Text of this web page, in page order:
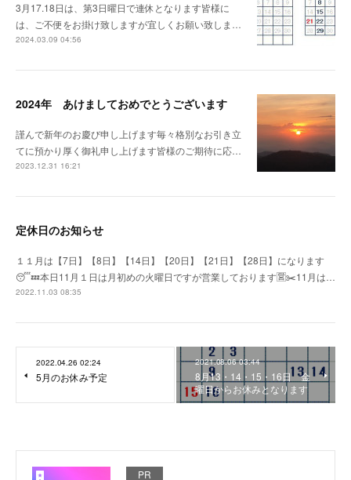
3月17.18日は、第3日曜日で連休となります皆様に
は、ご不便をお掛け致しますが宜しくお願い致しま…
2024.03.09 04:56
2024年 あけましておめでとうございます
謹んで新年のお慶び申し上げます毎々格別なお引き立
てに預かり厚く御礼申し上げます皆様のご期待に応…
2023.12.31 16:21
定休日のお知らせ
１１月は【7日】【8日】【14日】【20日】【21日】【28日】になります
😴💤本日11月１日は月初めの火曜日ですが営業しております🈺✂️11月は…
2022.11.03 08:35
2022.04.26 02:24
5月のお休み予定
2021.08.06 03:44
8月13・14・15・16日 金
曜日からお休みとなります
PR